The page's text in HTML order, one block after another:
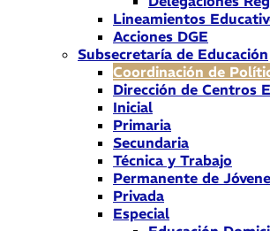
Lineamientos
Acciones DGE
Subsecretaría de Educación
Coordinación de
Dirección de Centros
Inicial
Primaria
Secundaria
Técnica y Trabajo
Permanente de
Privada
Especial